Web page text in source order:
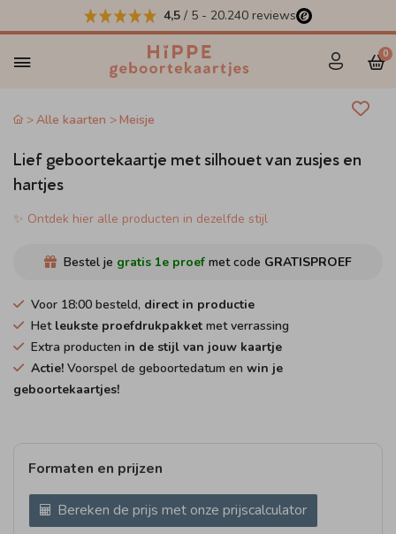
4,5 / 5 - 20.240 reviews
0
Alle kaarten Meisje
Lief geboortekaartje met silhouet van zusjes en
hartjes
✨ Ontdek hier alle producten in dezelfde stijl
Bestel je gratis 1e proef met code GRATISPROEF
Voor 18:00 besteld, direct in productie
Het leukste proefdrukpakket met verrassing
Extra producten in de stijl van jouw kaartje
Actie! Voorspel de geboortedatum en win je
geboortekaartjes!
Formaten en prijzen
Bereken de prijs met onze prijscalculator